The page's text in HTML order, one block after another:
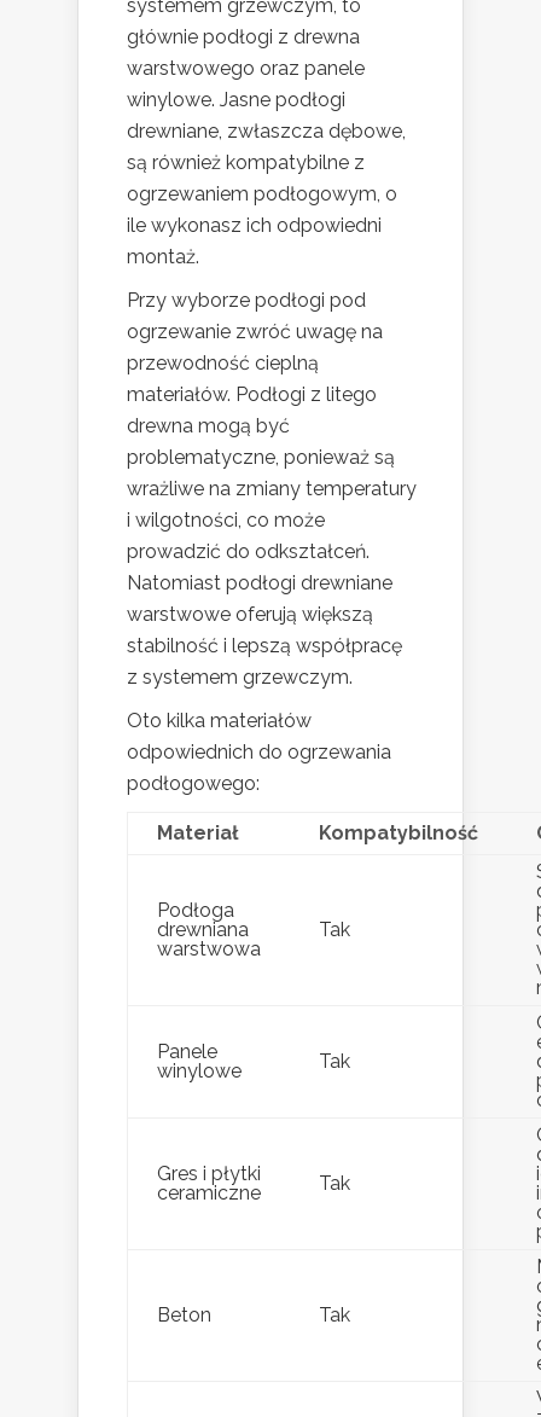
systemem grzewczym, to
głównie podłogi z drewna
warstwowego oraz panele
winylowe. Jasne podłogi
drewniane, zwłaszcza dębowe,
są również kompatybilne z
ogrzewaniem podłogowym, o
ile wykonasz ich odpowiedni
montaż.
Przy wyborze podłogi pod
ogrzewanie zwróć uwagę na
przewodność cieplną
materiałów. Podłogi z litego
drewna mogą być
problematyczne, ponieważ są
wrażliwe na zmiany temperatury
i wilgotności, co może
prowadzić do odkształceń.
Natomiast podłogi drewniane
warstwowe oferują większą
stabilność i lepszą współpracę
z systemem grzewczym.
Oto kilka materiałów
odpowiednich do ogrzewania
podłogowego:
Materiał Kompatybilność
Podłoga
drewniana
warstwowa
Tak
Panele
winylowe
Tak
Gres i płytki
ceramiczne
Tak
Beton Tak